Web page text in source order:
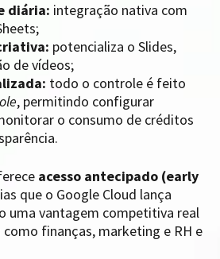
diária: integração nativa com
potencializa o Slides,
de vídeos;
todo o controle é feito
, permitindo configurar
o consumo de créditos
acesso antecipado (early
que o Google Cloud lança
uma vantagem competitiva real
finanças, marketing e RH e